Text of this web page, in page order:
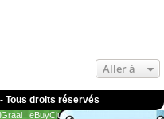
Aller à
Tous droits réservés
iGraal
eBuyClub